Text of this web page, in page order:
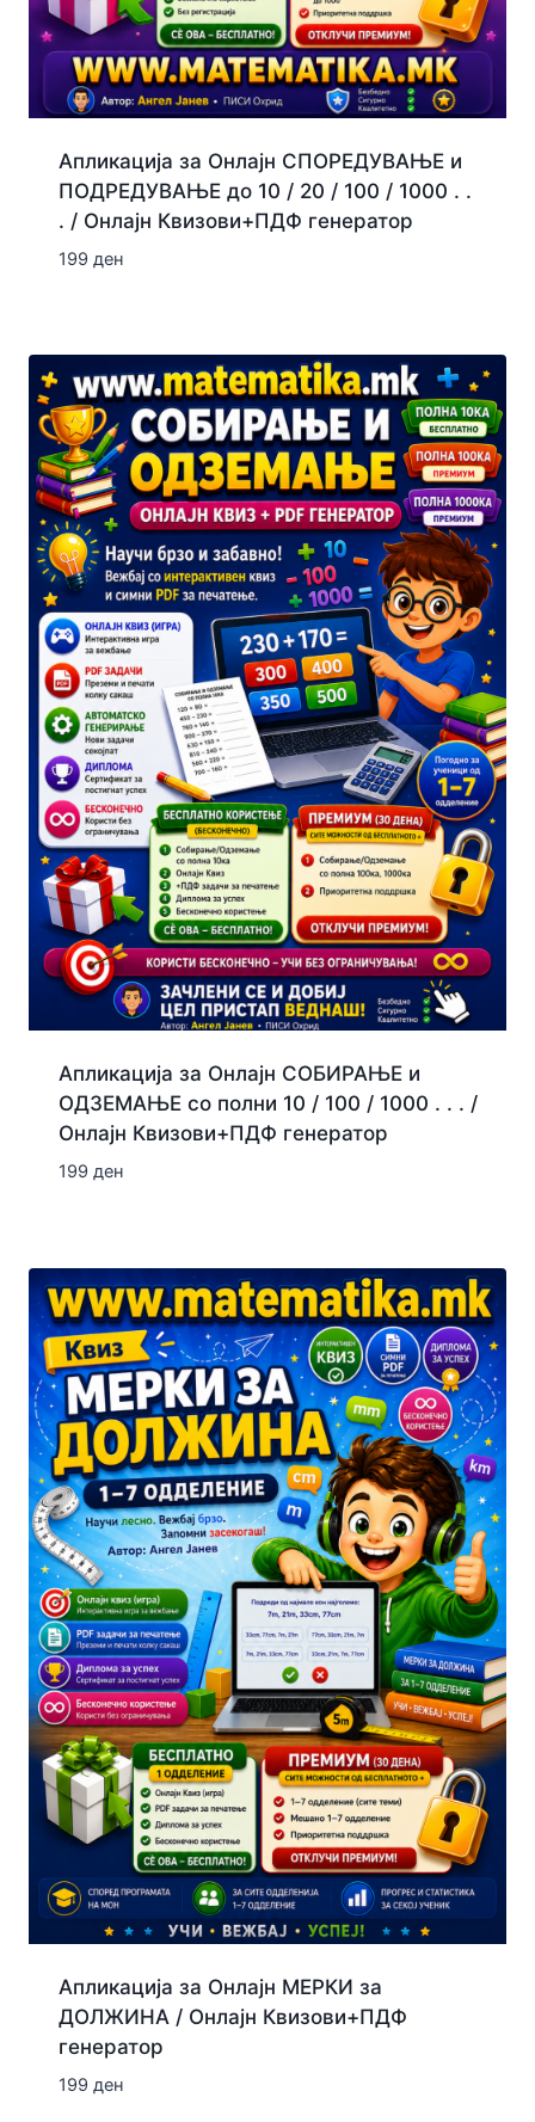
Апликација за Онлајн СПОРЕДУВАЊЕ и
ПОДРЕДУВАЊЕ до 10 / 20 / 100 / 1000 . .
. / Онлајн Квизови+ПДФ генератор
199 ден
Апликација за Онлајн СОБИРАЊЕ и
ОДЗЕМАЊЕ со полни 10 / 100 / 1000 . . . /
Онлајн Квизови+ПДФ генератор
199 ден
Апликација за Онлајн МЕРКИ за
ДОЛЖИНА / Онлајн Квизови+ПДФ
генератор
199 ден